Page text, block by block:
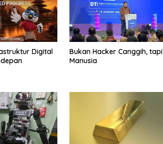
Digital
Bukan Hacker Canggih, tapi
Manusia